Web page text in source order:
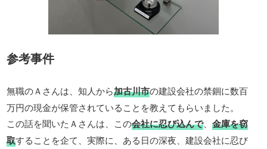
参考事件
無職のＡさんは、知人から加古川市の建設会社の禁錮に数百
万円の現金が保管されていることを教えてもらいました。
この話を聞いたＡさんは、この会社に忍び込んで、金庫を窃
取することを企て、実際に、ある日の深夜、建設会社に忍び